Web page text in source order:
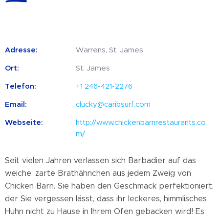
Adresse: Warrens, St. James
Ort: St. James
Telefon: +1 246-421-2276
Email: clucky@caribsurf.com
Webseite:
http://www.chickenbarnrestaurants.co
m/
Seit vielen Jahren verlassen sich Barbadier auf das
weiche, zarte Brathähnchen aus jedem Zweig von
Chicken Barn. Sie haben den Geschmack perfektioniert,
der Sie vergessen lässt, dass ihr leckeres, himmlisches
Huhn nicht zu Hause in Ihrem Ofen gebacken wird! Es